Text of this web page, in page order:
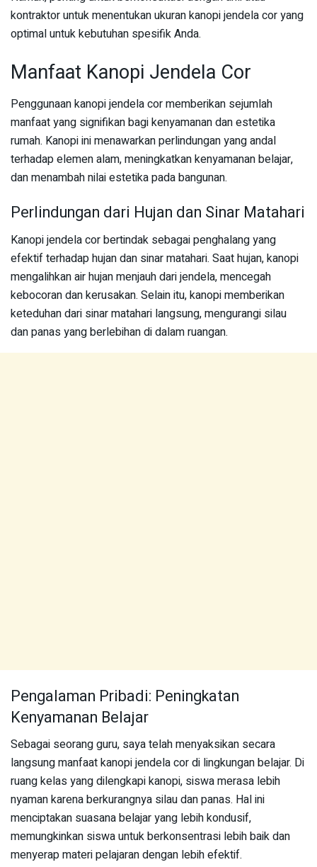
kontraktor untuk menentukan ukuran kanopi jendela cor yang
optimal untuk kebutuhan spesifik Anda.
Manfaat Kanopi Jendela Cor
Penggunaan kanopi jendela cor memberikan sejumlah
manfaat yang signifikan bagi kenyamanan dan estetika
rumah. Kanopi ini menawarkan perlindungan yang andal
terhadap elemen alam, meningkatkan kenyamanan belajar,
dan menambah nilai estetika pada bangunan.
Perlindungan dari Hujan dan Sinar Matahari
Kanopi jendela cor bertindak sebagai penghalang yang
efektif terhadap hujan dan sinar matahari. Saat hujan, kanopi
mengalihkan air hujan menjauh dari jendela, mencegah
kebocoran dan kerusakan. Selain itu, kanopi memberikan
keteduhan dari sinar matahari langsung, mengurangi silau
dan panas yang berlebihan di dalam ruangan.
Pengalaman Pribadi: Peningkatan
Kenyamanan Belajar
Sebagai seorang guru, saya telah menyaksikan secara
langsung manfaat kanopi jendela cor di lingkungan belajar. Di
ruang kelas yang dilengkapi kanopi, siswa merasa lebih
nyaman karena berkurangnya silau dan panas. Hal ini
menciptakan suasana belajar yang lebih kondusif,
memungkinkan siswa untuk berkonsentrasi lebih baik dan
menyerap materi pelajaran dengan lebih efektif.